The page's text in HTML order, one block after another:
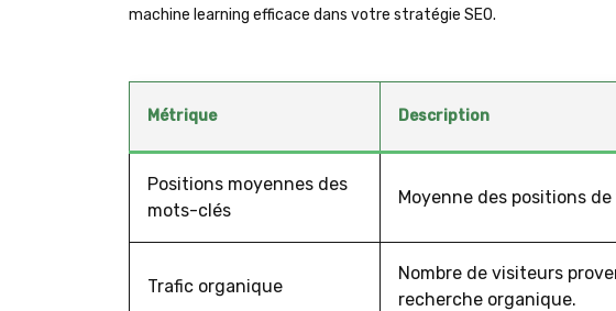
machine learning efficace dans votre stratégie SEO.
Métrique Description
Positions moyennes des
mots-clés
Moyenne des positions
Trafic organique
Nombre de visiteurs
recherche organique.